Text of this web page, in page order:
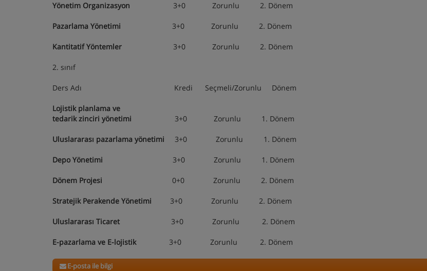
Yönetim Organizasyon 3+0 Zorunlu 2. Dönem
Pazarlama Yönetimi 3+0 Zorunlu 2. Dönem
Kantitatif Yöntemler 3+0 Zorunlu 2. Dönem
2. sınıf
Ders Adı Kredi Seçmeli/Zorunlu Dönem
Lojistik planlama ve
tedarik zinciri yönetimi 3+0 Zorunlu 1. Dönem
Uluslararası pazarlama yönetimi 3+0 Zorunlu 1. Dönem
Depo Yönetimi 3+0 Zorunlu 1. Dönem
Dönem Projesi 0+0 Zorunlu 2. Dönem
Stratejik Perakende Yönetimi 3+0 Zorunlu 2. Dönem
Uluslararası Ticaret 3+0 Zorunlu 2. Dönem
E-pazarlama ve E-lojistik3+0 Zorunlu 2. Dönem
E-posta ile bilgi